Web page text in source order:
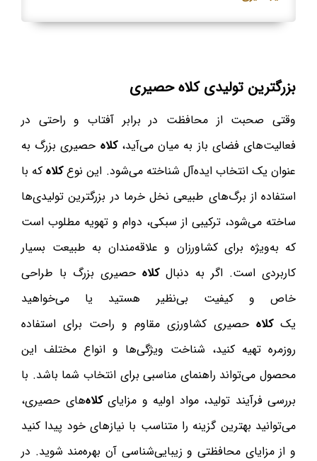
بزرگترین تولیدی کلاه حصیری
وقتی صحبت از محافظت در برابر آفتاب و راحتی در
فعالیت‌های فضای باز به میان می‌آید،کلاه حصیری بزرگ به
عنوان یک انتخاب ایده‌آل شناخته می‌شود. این نوعکلاهکه با
استفاده از برگ‌های طبیعی نخل خرما در بزرگترین تولیدی‌ها
ساخته می‌شود، ترکیبی از سبکی، دوام و تهویه مطلوب است
که به‌ویژه برای کشاورزان و علاقه‌مندان به طبیعت بسیار
کاربردی است. اگر به دنبالکلاه حصیری بزرگ با طراحی
خاص و کیفیت بی‌نظیر هستید یا می‌خواهید
یککلاه حصیری کشاورزی مقاوم و راحت برای استفاده
روزمره تهیه کنید، شناخت ویژگی‌ها و انواع مختلف این
محصول می‌تواند راهنمای مناسبی برای انتخاب شما باشد. با
بررسی فرآیند تولید، مواد اولیه و مزایایکلاه‌های حصیری،
می‌توانید بهترین گزینه را متناسب با نیازهای خود پیدا کنید
و از مزایای محافظتی و زیبایی‌شناسی آن بهره‌مند شوید. در